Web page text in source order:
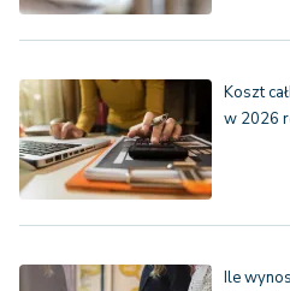
Koszt
w 2026
Ile